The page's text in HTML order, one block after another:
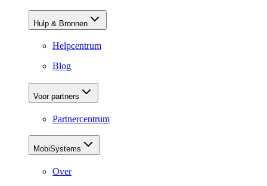
Hulp & Bronnen
Helpcentrum
Blog
Voor partners
Partnercentrum
MobiSystems
Over